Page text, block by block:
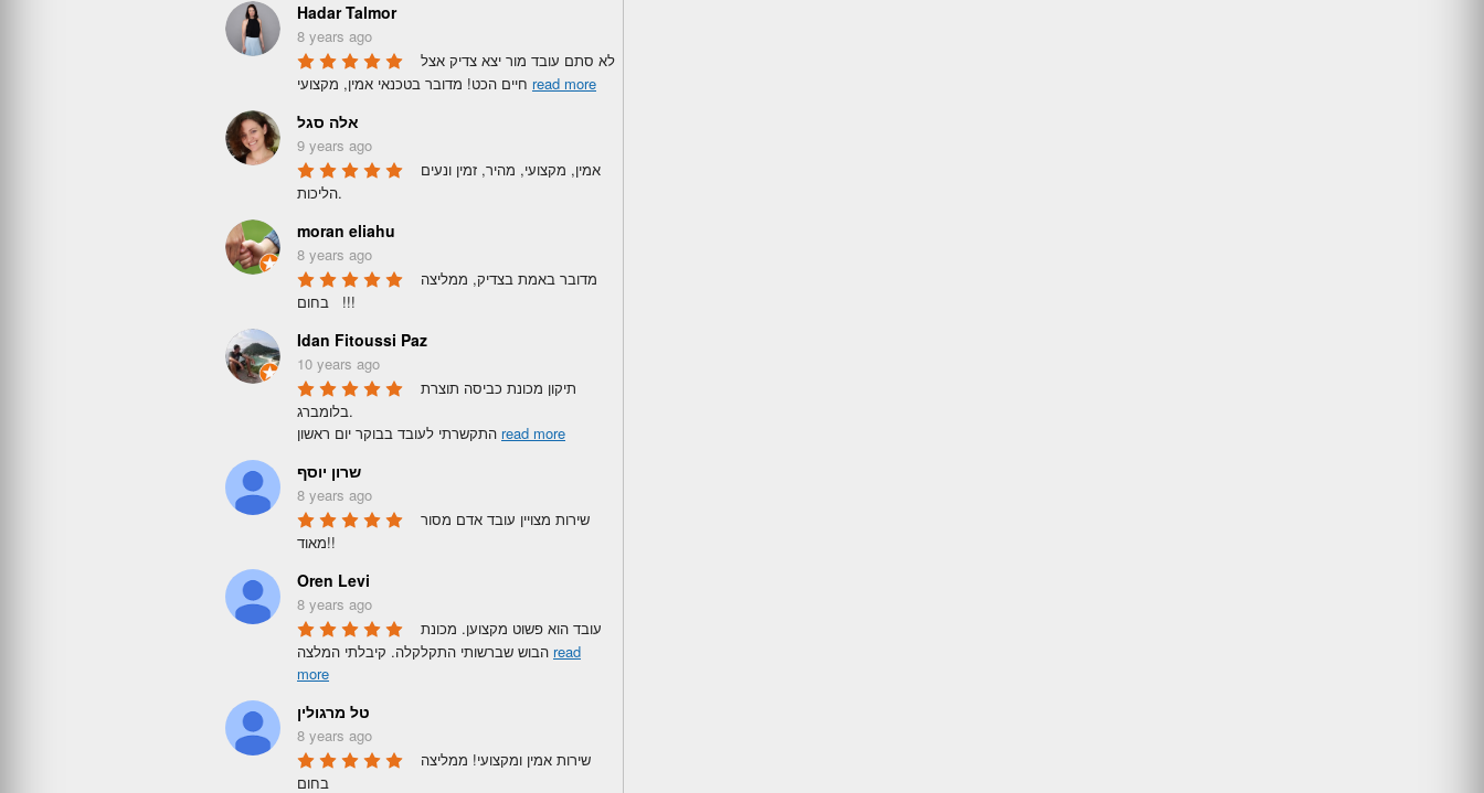
Hadar Talmor
8 years ago
לא סתם עובד מור יצא צדיק אצל
read more
אלה סגל
9 years ago
הליכות.
moran eliahu
8 years ago
בחום   !!!
Idan Fitoussi Paz
10 years ago
תיקון מכונת כביסה תוצרת
בלומברג.
read more
שרון יוסף
8 years ago
שירות מצויין עובד אדם מסור
מאוד!!
Oren Levi
8 years ago
עובד הוא פשוט מקצוען. מכונת
read
more
טל מרגולין
8 years ago
בחום